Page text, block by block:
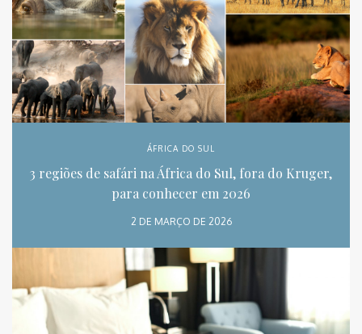
ÁFRICA DO SUL
3 regiões de safári na África do Sul, fora do Kruger,
para conhecer em 2026
2 DE MARÇO DE 2026